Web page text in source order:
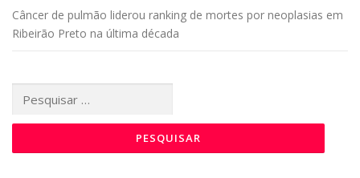
Câncer de pulmão liderou ranking de mortes por neoplasias em
Ribeirão Preto na última década
por: